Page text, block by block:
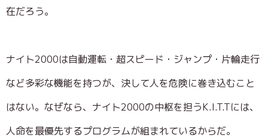
在だろう。
ナイト2000は自動運転・超スピード・ジャンプ・片輪走行
など多彩な機能を持つが、決して人を危険に巻き込むこと
はない。なぜなら、ナイト2000の中枢を担うK.I.T.Tには、
人命を最優先するプログラムが組まれているからだ。